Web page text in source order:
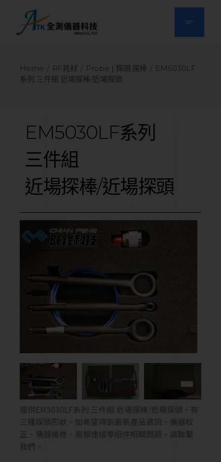
Home RF耗材 Probe | 探頭.探棒
EM5030LF
系列 三件組 近場探棒/近場探頭
EM5030LF系列
三件組
近場探棒/近場探頭
提供EM5030LF系列 三件組 近場探棒/近場探頭，有
三種探頭形狀。如希望得到最新產品資訊、儀器校
正、儀器維修、高頻連接零組件相關問題，請聯繫
我們。